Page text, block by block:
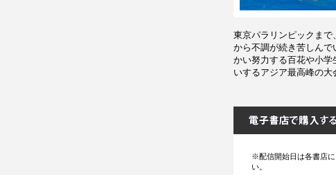
東京パラリンピックま
から不調が続き苦しん
かい努力する百花や小
いするアジア最高峰の
※配信開始日は各書店に
い。